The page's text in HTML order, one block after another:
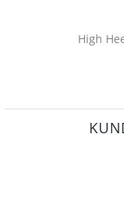
High